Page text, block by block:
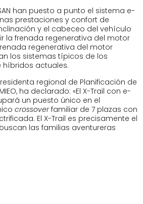
han puesto a punto el sistema e-
prestaciones y confort de
y el cabeceo del vehículo
la frenada regenerativa del motor
regenerativa del motor
los sistemas típicos de los
híbridos actuales.
regional de Planificación de
ha declarado: «El X-Trail con e-
un puesto único en el
crossoverfamiliar de 7 plazas con
El X-Trail es precisamente el
las familias aventureras